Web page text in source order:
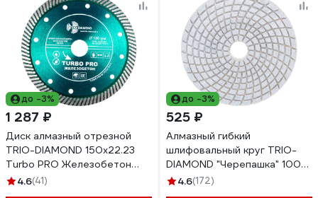
до -3%
1 287 ₽
Диск алмазный отрезной
TRIO-DIAMOND 150x22.23
Turbo PRO Железобетон
TP173
4.6(41)
до -3%
525 ₽
Алмазный гибкий
шлифовальный круг TRIO-
DIAMOND "Черепашка" 100
мм № 200 340200
4.6(172)